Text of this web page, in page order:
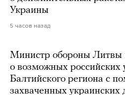
Украины
5 часов назад
Министр обороны Литвы
о возможных российских
Балтийского региона с
захваченных украинских